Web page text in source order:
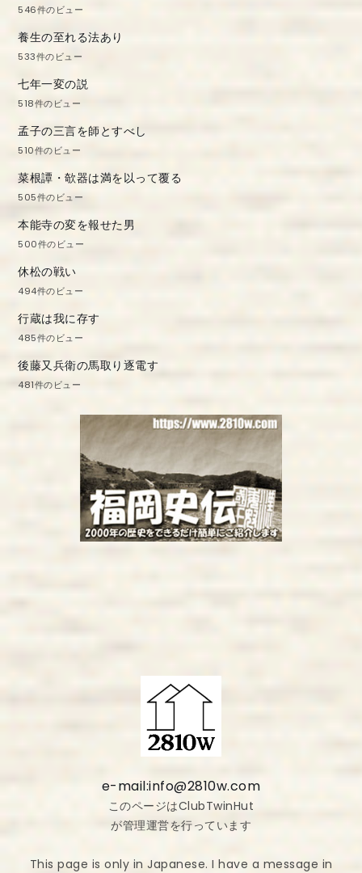
546件のビュー
養生の至れる法あり
533件のビュー
七年一変の説
518件のビュー
孟子の三言を師とすべし
510件のビュー
菜根譚・欹器は満を以って覆る
505件のビュー
本能寺の変を報せた男
500件のビュー
休松の戦い
494件のビュー
行蔵は我に存す
485件のビュー
後藤又兵衛の馬取り逐電す
481件のビュー
e-mail:info@2810w.com
このページはClubTwinHut
が管理運営を行っています
This page is only in Japanese. I have a message in